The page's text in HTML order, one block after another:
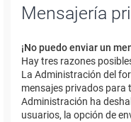
Mensajería
¡No puedo enviar un
Hay tres razones
La Administración del
mensajes privados para
Administración ha
usuarios, la opción de